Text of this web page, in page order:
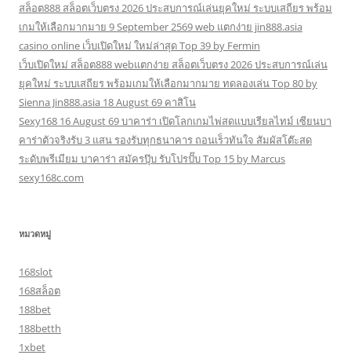
สล็อต888 สล็อตเว็บตรง 2026 ประสบการณ์เล่นยุคใหม่ ระบบเสถียร พร้อม
เกมให้เลือกมากมาย 9 September 2569 web แตกง่าย jin888.asia
casino online เว็บเปิดใหม่ ใหม่ล่าสุด Top 39 by Fermin
เว็บเปิดใหม่ สล็อต888 webแตกง่าย สล็อตเว็บตรง 2026 ประสบการณ์เล่น
ยุคใหม่ ระบบเสถียร พร้อมเกมให้เลือกมากมาย ทดลองเล่น Top 80 by
Sienna Jin888.asia 18 August 69 คาสิโน
Sexy168 16 August 69 บาคาร่า เปิดโลกเกมไพ่สดแบบเรียลไทม์ เซียนบา
คาร่าตัวจริงรับ 3 แสน รองรับทุกธนาคาร ถอนเร็วทันใจ สัมผัสโต๊ะสด
ระดับพรีเมียม บาคาร่า สมัครปุ๊บ รับโปรปั๊บ Top 15 by Marcus
sexy168c.com
หมวดหมู่
168slot
168สล็อต
188bet
188betth
1xbet